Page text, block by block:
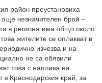
район преустановиха
незначителен брой –
в региона има общо около
жителите се оплакват в
изчезва и на
не са обявили
това с наплива на
Краснодарския край, за